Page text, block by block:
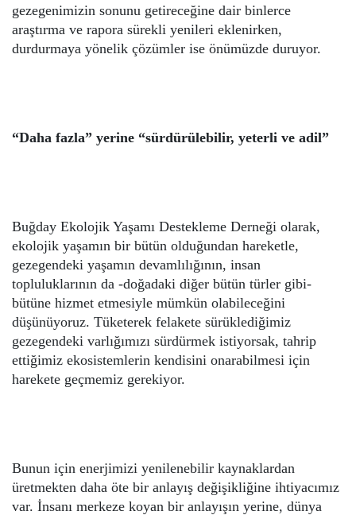
gezegenimizin sonunu getireceğine dair binlerce
araştırma ve rapora sürekli yenileri eklenirken,
durdurmaya yönelik çözümler ise önümüzde duruyor.
“Daha fazla” yerine “sürdürülebilir, yeterli ve adil”
Buğday Ekolojik Yaşamı Destekleme Derneği olarak,
ekolojik yaşamın bir bütün olduğundan hareketle,
gezegendeki yaşamın devamlılığının, insan
topluluklarının da -doğadaki diğer bütün türler gibi-
bütüne hizmet etmesiyle mümkün olabileceğini
düşünüyoruz. Tüketerek felakete sürüklediğimiz
gezegendeki varlığımızı sürdürmek istiyorsak, tahrip
ettiğimiz ekosistemlerin kendisini onarabilmesi için
harekete geçmemiz gerekiyor.
Bunun için enerjimizi yenilenebilir kaynaklardan
üretmekten daha öte bir anlayış değişikliğine ihtiyacımız
var. İnsanı merkeze koyan bir anlayışın yerine, dünya